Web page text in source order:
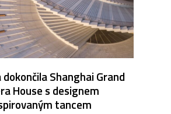
Shanghai Grand
House s designem
tancem